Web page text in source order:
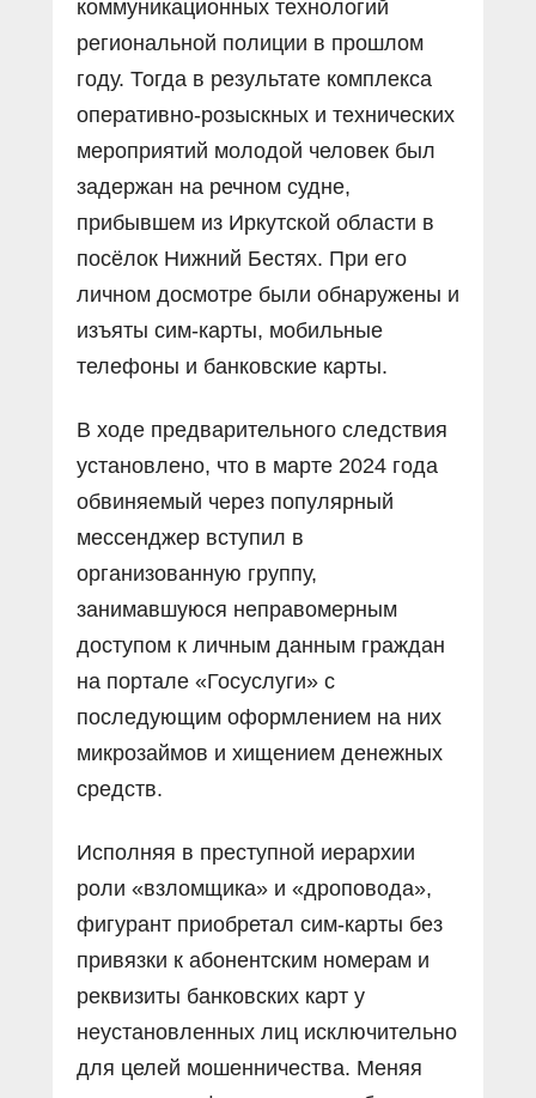
коммуникационных технологий
региональной полиции в прошлом
году. Тогда в результате комплекса
оперативно-розыскных и технических
мероприятий молодой человек был
задержан на речном судне,
прибывшем из Иркутской области в
посёлок Нижний Бестях. При его
личном досмотре были обнаружены и
изъяты сим-карты, мобильные
телефоны и банковские карты.
В ходе предварительного следствия
установлено, что в марте 2024 года
обвиняемый через популярный
мессенджер вступил в
организованную группу,
занимавшуюся неправомерным
доступом к личным данным граждан
на портале «Госуслуги» с
последующим оформлением на них
микрозаймов и хищением денежных
средств.
Исполняя в преступной иерархии
роли «взломщика» и «дроповода»,
фигурант приобретал сим-карты без
привязки к абонентским номерам и
реквизиты банковских карт у
неустановленных лиц исключительно
для целей мошенничества. Меняя